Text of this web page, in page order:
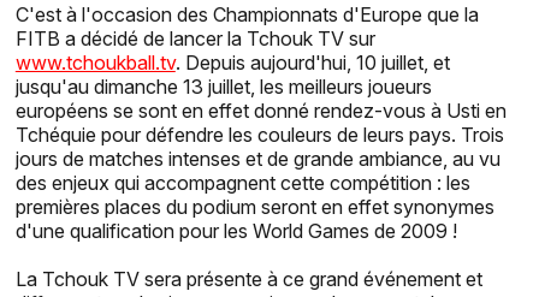
C'est à l'occasion des Championnats d'Europe que la
FITB a décidé de lancer la Tchouk TV sur
www.tchoukball.tv. Depuis aujourd'hui, 10 juillet, et
jusqu'au dimanche 13 juillet, les meilleurs joueurs
européens se sont en effet donné rendez-vous à Usti en
Tchéquie pour défendre les couleurs de leurs pays. Trois
jours de matches intenses et de grande ambiance, au vu
des enjeux qui accompagnent cette compétition : les
premières places du podium seront en effet synonymes
d'une qualification pour les World Games de 2009 !
La Tchouk TV sera présente à ce grand événement et